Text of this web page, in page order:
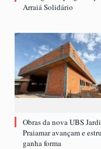
Arraiá Solidário
Obras da nova UBS
Praiamar avançam e
ganha forma